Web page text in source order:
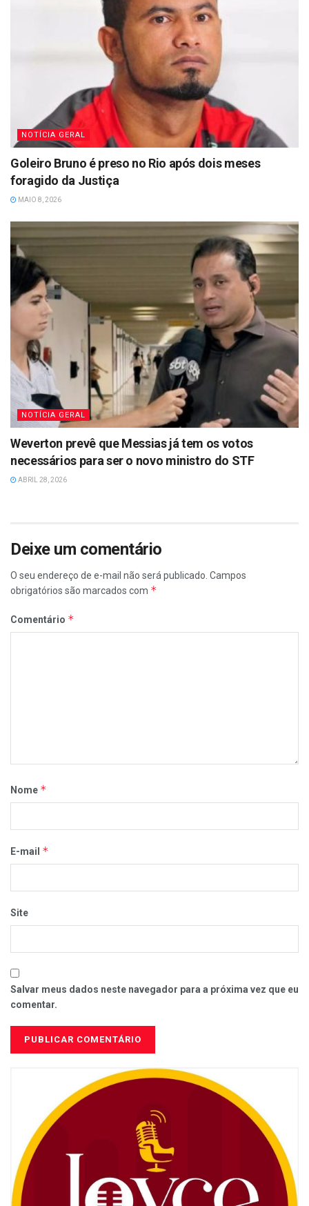
NOTÍCIA GERAL
Goleiro Bruno é preso no Rio após dois meses
foragido da Justiça
MAIO 8, 2026
NOTÍCIA GERAL
Weverton prevê que Messias já tem os votos
necessários para ser o novo ministro do STF
ABRIL 28, 2026
Deixe um comentário
O seu endereço de e-mail não será publicado. Campos
obrigatórios são marcados com *
Comentário *
Nome *
E-mail *
Site
Salvar meus dados neste navegador para a próxima vez que eu
comentar.